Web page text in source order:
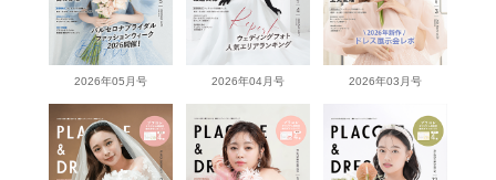
2026年05月号 2026年04月号 2026年03月号